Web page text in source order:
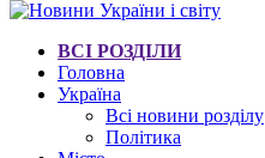
ВСІ РОЗДІЛИ
Головна
Україна
Всі новини розділу
Політика